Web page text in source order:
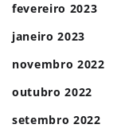
fevereiro 2023
janeiro 2023
novembro 2022
outubro 2022
setembro 2022